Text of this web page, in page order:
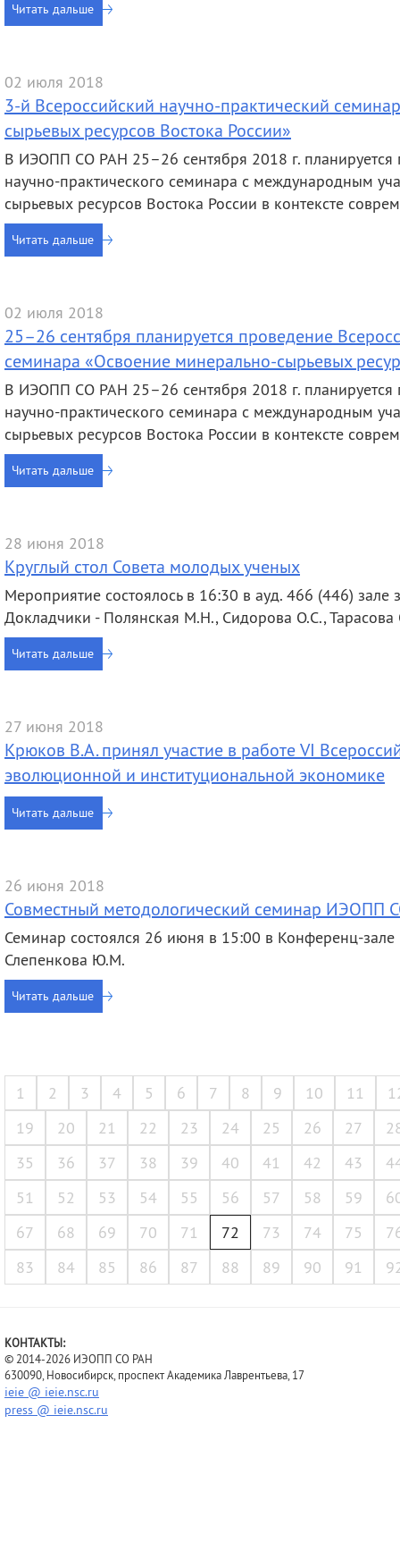
Читать дальше
02 июля 2018
3-й Всероссийский научно-практический
сырьевых ресурсов Востока России»
В ИЭОПП СО РАН 25–26 сентября 2018 г. планируется
научно-практического семинара с международным
сырьевых ресурсов Востока России в контексте
Читать дальше
02 июля 2018
25–26 сентября планируется проведение
семинара «Освоение минерально-сырьевых
В ИЭОПП СО РАН 25–26 сентября 2018 г. планируется
научно-практического семинара с международным
сырьевых ресурсов Востока России в контексте
Читать дальше
28 июня 2018
Круглый стол Совета молодых ученых
Мероприятие состоялось в 16:30 в ауд. 466 (446) зале
Докладчики - Полянская М.Н., Сидорова О.С., Тарасова
Читать дальше
27 июня 2018
Крюков В.А. принял участие в работе VI
эволюционной и институциональной экономике
Читать дальше
26 июня 2018
Совместный методологический семинар ИЭОПП
Семинар состоялся 26 июня в 15:00 в Конференц-
Слепенкова Ю.М.
Читать дальше
1 2 3 4 5 6 7 8 9 10 11
19
20 21 22 23 24 25 26 27
35
36 37 38 39 40 41 42 43
51
52 53 54 55 56 57 58 59
67
68 69 70 71 72 73 74 75
83
84 85 86 87 88 89 90 91
КОНТАКТЫ:
© 2014-2026 ИЭОПП СО РАН
630090, Новосибирск, проспект Академика Лаврентьева, 17
ieie @ ieie.nsc.ru
press @ ieie.nsc.ru